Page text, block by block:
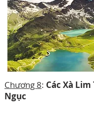
Chương 8: Các Xà
Ngục